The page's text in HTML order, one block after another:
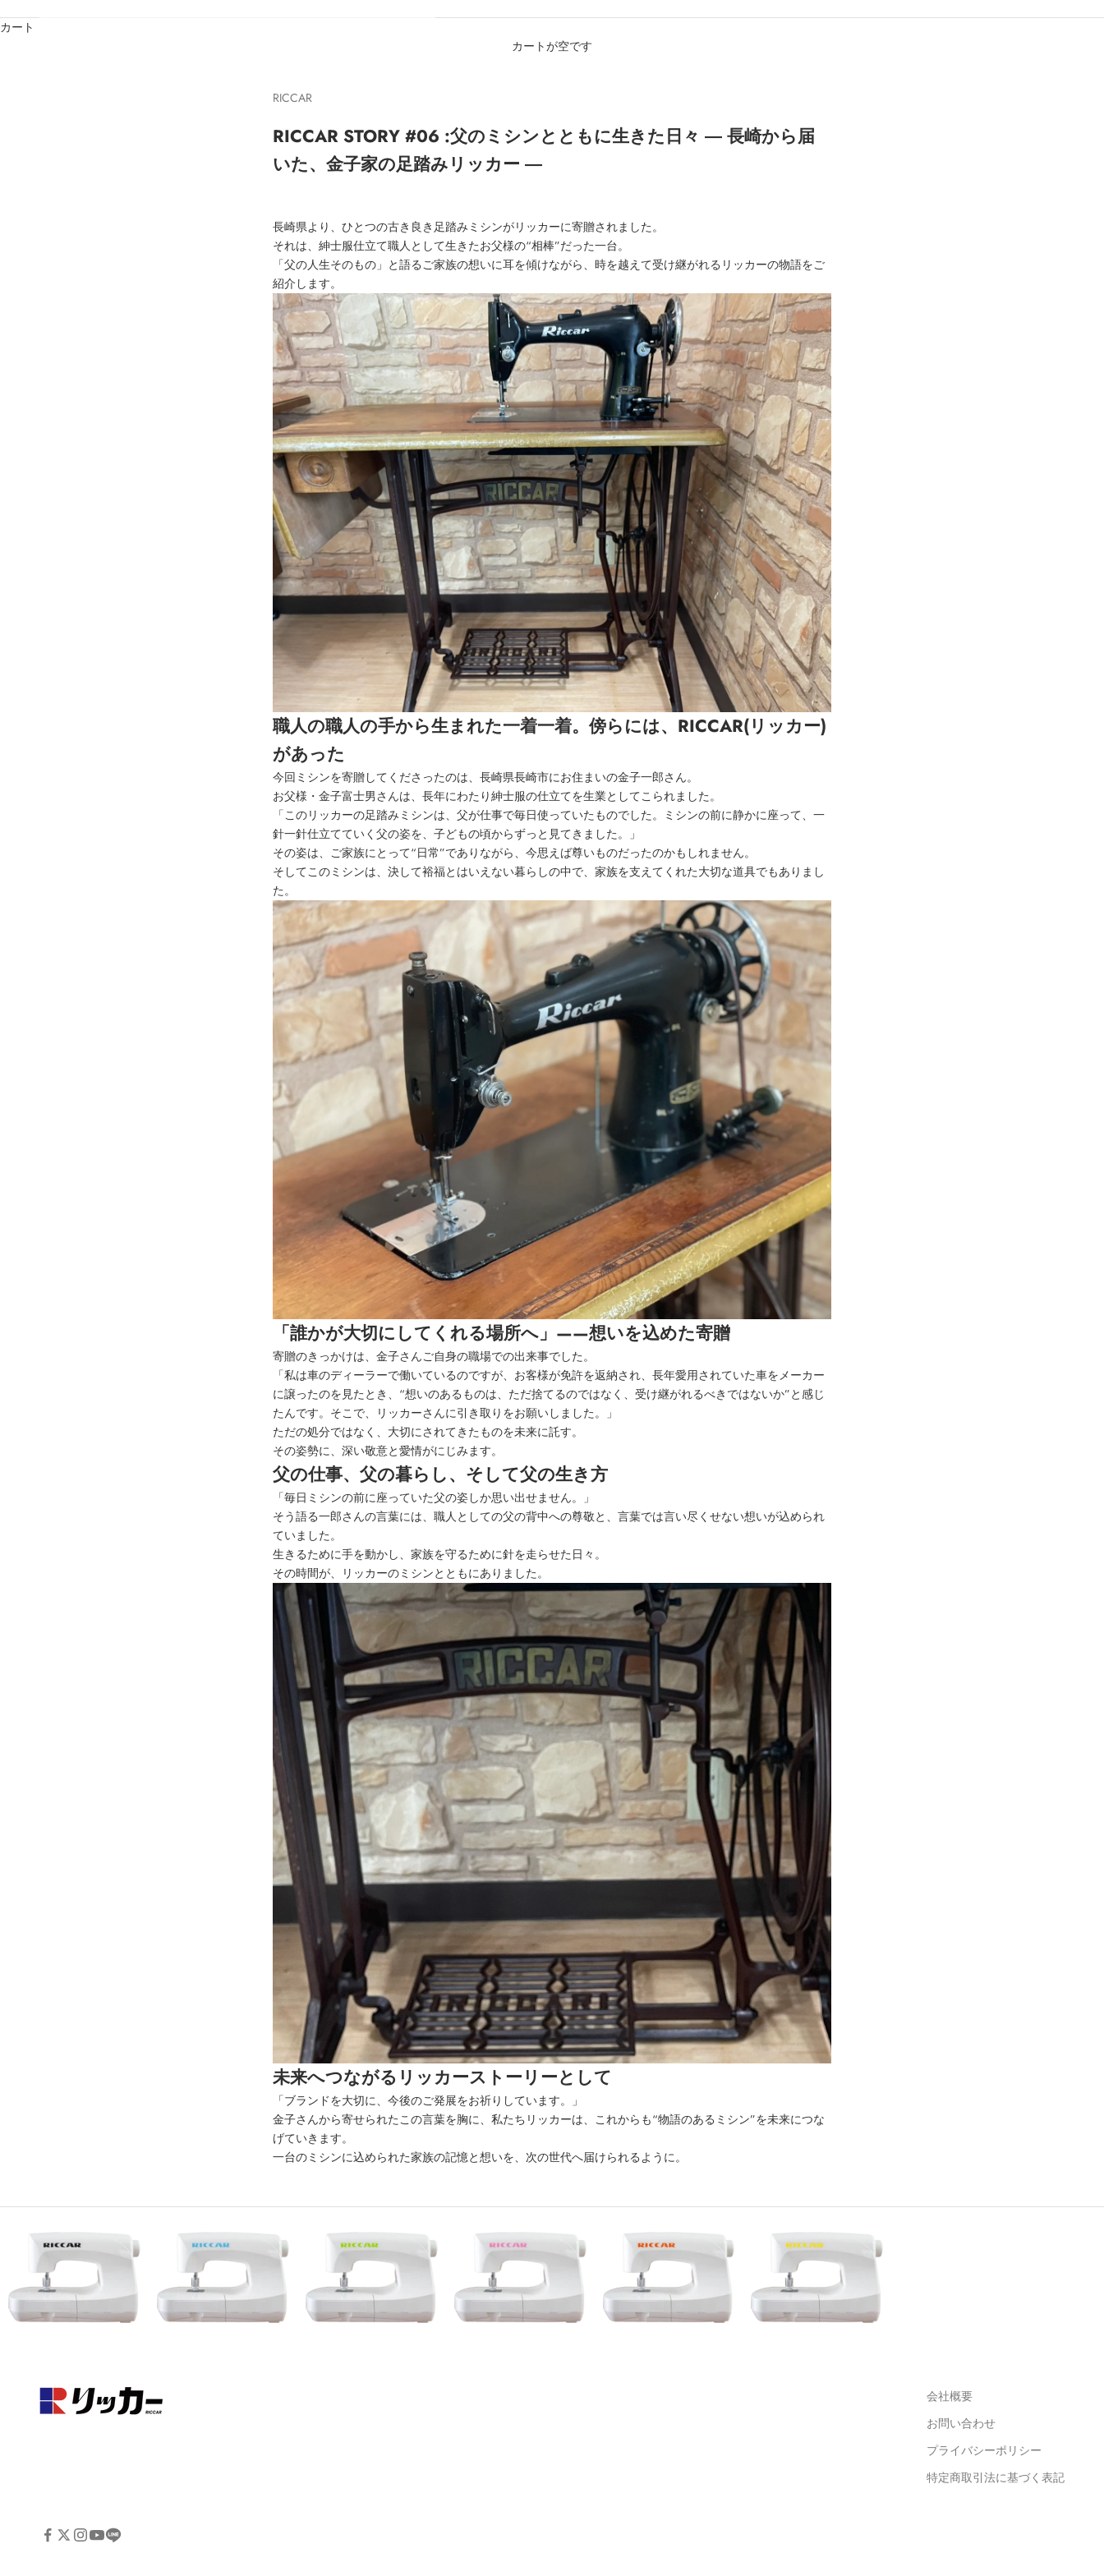
カート
カートが空です
RICCAR
RICCAR STORY #06 :父のミシンとともに生きた日々 ― 長崎から届
いた、金子家の足踏みリッカー ―
長崎県より、ひとつの古き良き足踏みミシンがリッカーに寄贈されました。
それは、紳士服仕立て職人として生きたお父様の“相棒”だった一台。
「父の人生そのもの」と語るご家族の想いに耳を傾けながら、時を越えて受け継がれるリッカーの物語をご
紹介します。
職人の職人の手から生まれた一着一着。傍らには、RICCAR(リッカー)
があった
今回ミシンを寄贈してくださったのは、長崎県長崎市にお住まいの金子一郎さん。
お父様・金子富士男さんは、長年にわたり紳士服の仕立てを生業としてこられました。
「このリッカーの足踏みミシンは、父が仕事で毎日使っていたものでした。ミシンの前に静かに座って、一
針一針仕立てていく父の姿を、子どもの頃からずっと見てきました。」
その姿は、ご家族にとって“日常”でありながら、今思えば尊いものだったのかもしれません。
そしてこのミシンは、決して裕福とはいえない暮らしの中で、家族を支えてくれた大切な道具でもありまし
た。
「誰かが大切にしてくれる場所へ」——想いを込めた寄贈
寄贈のきっかけは、金子さんご自身の職場での出来事でした。
「私は車のディーラーで働いているのですが、お客様が免許を返納され、長年愛用されていた車をメーカー
に譲ったのを見たとき、“想いのあるものは、ただ捨てるのではなく、受け継がれるべきではないか”と感じ
たんです。そこで、リッカーさんに引き取りをお願いしました。」
ただの処分ではなく、大切にされてきたものを未来に託す。
その姿勢に、深い敬意と愛情がにじみます。
父の仕事、父の暮らし、そして父の生き方
「毎日ミシンの前に座っていた父の姿しか思い出せません。」
そう語る一郎さんの言葉には、職人としての父の背中への尊敬と、言葉では言い尽くせない想いが込められ
ていました。
生きるために手を動かし、家族を守るために針を走らせた日々。
その時間が、リッカーのミシンとともにありました。
未来へつながるリッカーストーリーとして
「ブランドを大切に、今後のご発展をお祈りしています。」
金子さんから寄せられたこの言葉を胸に、私たちリッカーは、これからも“物語のあるミシン”を未来につな
げていきます。
一台のミシンに込められた家族の記憶と想いを、次の世代へ届けられるように。
会社概要
お問い合わせ
プライバシーポリシー
特定商取引法に基づく表記